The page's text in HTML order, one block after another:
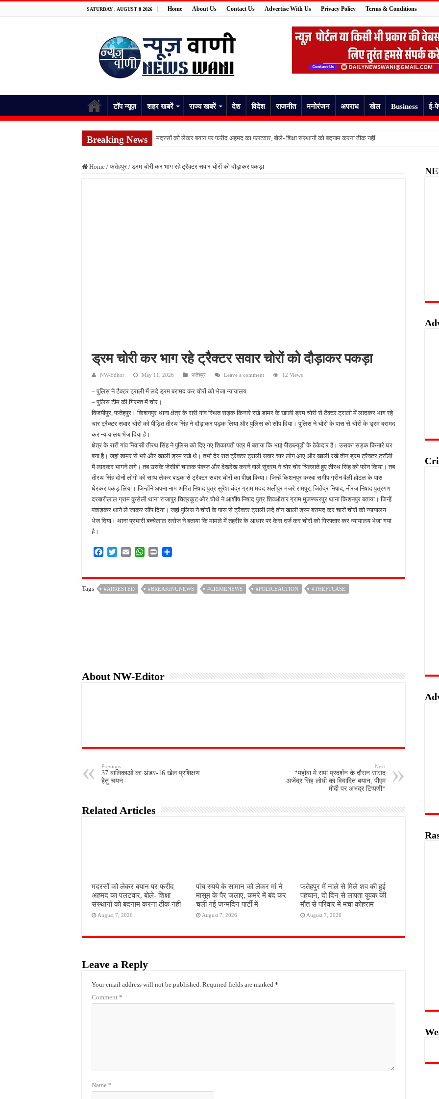
SATURDAY , AUGUST 8 2026 Home About Us Contact Us Advertise With Us Privacy Policy Terms & Conditions
टॉप न्यूज़ शहर खबरें राज्य खबरें देश विदेश राजनीत मनोरंजन अपराध खेल Business ई-
Breaking News मदरसों को लेकर बयान पर फरीद अहमद का पलटवार, बोले- शिक्षा संस्थानों को बदनाम करना ठीक नहीं
फतेहपुर में नाले से मिले शव की हुई पहचान, दो दिन से लापता युवक की मौत से परिवार में मचा कोहराम
Home / फतेहपुर / ड्रम चोरी कर भाग रहे ट्रैक्टर सवार चोरों को दौड़ाकर पकड़ा
ड्रम चोरी कर भाग रहे ट्रैक्टर सवार चोरों को दौड़ाकर पकड़ा
NW-Editor May 11, 2026 फतेहपुर Leave a comment 12 Views
– पुलिस ने टैक्टर ट्राली में लदे ड्रम बरामद कर चोरों को भेजा न्यायालय
– पुलिस टीम की गिरफ्त में चोर।
विजयीपुर, फतेहपुर। किशनपुर थाना क्षेत्र के रारी गांव स्थित सड़क किनारे रखे डामर के खाली ड्रम चोरी से टैक्टर ट्राली में लादकर भाग रहे
चार ट्रैक्टर सवार चोरों को पीड़ित तीरथ सिंह ने दौड़ाकर पड़क लिया और पुलिस को सौंप दिया। पुलिस ने चोरों के पास से चोरी के ड्रम बरामद
कर न्यायालय भेज दिया है।
क्षेत्र के रारी गांव निवासी तीरथ सिंह ने पुलिस को दिए गए शिकायती पत्र में बताया कि भाई पीडब्ल्यूडी के ठेकेदार हैं। उसका सड़क किनारे घर
बना है। जहां डामर से भरे और खाली ड्रम रखे थे। तभी देर रात ट्रैक्टर ट्राली सवार चार लोग आए और खाली रखे तीन ड्रम ट्रैक्टर ट्रॉली
में लादकर भागने लगे। तब उसके जेसीबी चालक पंकज और देखरेख करने वाले सुंदरम ने चोर चोर चिल्लाते हुए तीरथ सिंह को फोन किया। तब
तीरथ सिंह दोनों लोगों को साथ लेकर बाइक से ट्रैक्टर सवार चोरों का पीछा किया। जिन्हें किशनपुर कस्बा समीप ग्रीन वैली होटल के पास
घेरकर पकड़ लिया। जिन्होंने अपना नाम अमित निषाद पुत्र सुरेश चंद्र ग्राम मदद अलीपुर मजरे रामपुर, जितेंद्र निषाद, नीरज निषाद पुत्रगण
दरबारीलाल ग्राम कुसेली थाना राजापुर चित्रकूट और चौथे ने आशीष निषाद पुत्र शिवऔतार ग्राम मुजफ्फरपुर थाना किशनपुर बताया। जिन्हें
पकड़कर थाने ले जाकर सौंप दिया। जहां पुलिस ने चोरों के पास से ट्रैक्टर ट्राली लदे तीन खाली ड्रम बरामद कर चारों चोरों को न्यायालय
भेज दिया। थाना प्रभारी बच्चेलाल सरोज ने बताया कि मामले में तहरीर के आधार पर केस दर्ज कर चोरों को गिरफ्तार कर न्यायालय भेजा गया
है।
e
b
t
t
i
l
W
t
s
n
t
r
e
Tags #ARRESTED #BREAKINGNEWS #CRIMENEWS #POLICEACTION #THEFTCASE
About NW-Editor
Previous
37 बालिकाओं का अंडर-16 खेल प्रशिक्षण
हेतु चयन
Next
*महोबा में सपा प्रदर्शन के दौरान सांसद
अजेंद्र सिंह लोधी का विवादित बयान, पीएम
मोदी पर अभद्र टिप्पणी*
Related Articles
मदरसों को लेकर बयान पर फरीद
अहमद का पलटवार, बोले- शिक्षा
संस्थानों को बदनाम करना ठीक नहीं
August 7, 2026
पांच रुपये के सामान को लेकर मां ने
मासूम के पैर जलाए, कमरे में बंद कर
चली गई जन्मदिन पार्टी में
August 7, 2026
फतेहपुर में नाले से मिले शव की हुई
पहचान, दो दिन से लापता युवक की
मौत से परिवार में मचा कोहराम
August 7, 2026
Leave a Reply
Your email address will not be published. Required fields are marked *
Comment *
Name *